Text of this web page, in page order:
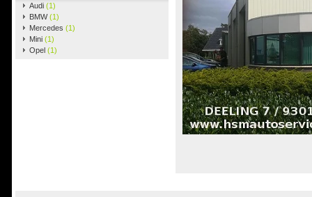
Audi (1)
BMW(1)
Mercedes (1)
Mini (1)
Opel (1)